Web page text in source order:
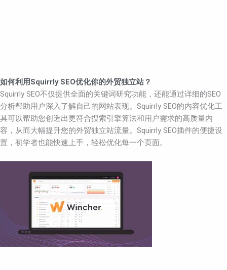
如何利用Squirrly SEO优化你的外贸独立站？
Squirrly SEO不仅提供全面的关键词研究功能，还能通过详细的SEO
分析帮助用户深入了解自己的网站表现。Squirrly SEO的内容优化工
具可以帮助您创造出更符合搜索引擎算法和用户需求的高质量内
容，从而大幅提升您的外贸独立站流量。Squirrly SEO插件的便捷设
置，初学者也能快速上手，轻松优化每一个页面。